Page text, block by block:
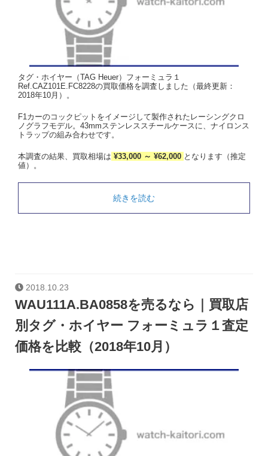
タグ・ホイヤー（TAG Heuer）フォーミュラ１
Ref.CAZ101E.FC8228の買取価格を調査しました（最終更新：
2018年10月）。
F1カーのコックピットをイメージして製作されたレーシングクロ
ノグラフモデル。43mmステンレススチールケースに、ナイロンス
トラップの組み合わせです。
本調査の結果、買取相場は ¥33,000 ～ ¥62,000 となります（推定
値）。
続きを読む
2018.10.23
WAU111A.BA0858を売るなら｜買取店
別タグ・ホイヤー フォーミュラ１査定
価格を比較（2018年10月）